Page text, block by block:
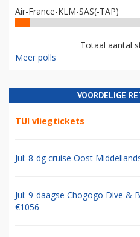
Air-France-KLM-SAS(-TAP)
Totaal aantal
Meer polls
VOORDELIGE
TUI vliegtickets
Jul: 8-dg cruise Oost
Jul: 9-daagse Chogogo Dive &
€1056